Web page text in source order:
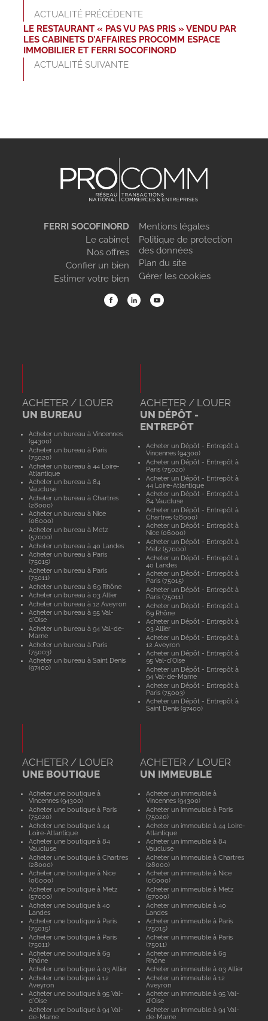
ACTUALITÉ PRÉCÉDENTE
LE RESTAURANT « PAS VU PAS PRIS » VENDU PAR
LES CABINETS D’AFFAIRES PROCOMM ESPACE
IMMOBILIER ET FERRI SOCOFINORD
ACTUALITÉ SUIVANTE
FERRI SOCOFINORD
Le cabinet
Nos offres
Confier un bien
Estimer votre bien
Mentions légales
Politique de protection
des données
Plan du site
Gérer les cookies
ACHETER / LOUER
UN BUREAU
Acheter un bureau à Vincennes
(94300)
Acheter un bureau à Paris
(75020)
Acheter un bureau à 44 Loire-
Atlantique
Acheter un bureau à 84
Vaucluse
Acheter un bureau à Chartres
(28000)
Acheter un bureau à Nice
(06000)
Acheter un bureau à Metz
(57000)
Acheter un bureau à 40 Landes
Acheter un bureau à Paris
(75015)
Acheter un bureau à Paris
(75011)
Acheter un bureau à 69 Rhône
Acheter un bureau à 03 Allier
Acheter un bureau à 12 Aveyron
Acheter un bureau à 95 Val-
d'Oise
Acheter un bureau à 94 Val-de-
Marne
Acheter un bureau à Paris
(75003)
Acheter un bureau à Saint Denis
(97400)
ACHETER / LOUER
UN DÉPÔT -
ENTREPÔT
Acheter un Dépôt - Entrepôt à
Vincennes (94300)
Acheter un Dépôt - Entrepôt à
Paris (75020)
Acheter un Dépôt - Entrepôt à
44 Loire-Atlantique
Acheter un Dépôt - Entrepôt à
84 Vaucluse
Acheter un Dépôt - Entrepôt à
Chartres (28000)
Acheter un Dépôt - Entrepôt à
Nice (06000)
Acheter un Dépôt - Entrepôt à
Metz (57000)
Acheter un Dépôt - Entrepôt à
40 Landes
Acheter un Dépôt - Entrepôt à
Paris (75015)
Acheter un Dépôt - Entrepôt à
Paris (75011)
Acheter un Dépôt - Entrepôt à
69 Rhône
Acheter un Dépôt - Entrepôt à
03 Allier
Acheter un Dépôt - Entrepôt à
12 Aveyron
Acheter un Dépôt - Entrepôt à
95 Val-d'Oise
Acheter un Dépôt - Entrepôt à
94 Val-de-Marne
Acheter un Dépôt - Entrepôt à
Paris (75003)
Acheter un Dépôt - Entrepôt à
Saint Denis (97400)
ACHETER / LOUER
UNE BOUTIQUE
Acheter une boutique à
Vincennes (94300)
Acheter une boutique à Paris
(75020)
Acheter une boutique à 44
Loire-Atlantique
Acheter une boutique à 84
Vaucluse
Acheter une boutique à Chartres
(28000)
Acheter une boutique à Nice
(06000)
Acheter une boutique à Metz
(57000)
Acheter une boutique à 40
Landes
Acheter une boutique à Paris
(75015)
Acheter une boutique à Paris
(75011)
Acheter une boutique à 69
Rhône
Acheter une boutique à 03 Allier
Acheter une boutique à 12
Aveyron
Acheter une boutique à 95 Val-
d'Oise
Acheter une boutique à 94 Val-
de-Marne
ACHETER / LOUER
UN IMMEUBLE
Acheter un immeuble à
Vincennes (94300)
Acheter un immeuble à Paris
(75020)
Acheter un immeuble à 44 Loire-
Atlantique
Acheter un immeuble à 84
Vaucluse
Acheter un immeuble à Chartres
(28000)
Acheter un immeuble à Nice
(06000)
Acheter un immeuble à Metz
(57000)
Acheter un immeuble à 40
Landes
Acheter un immeuble à Paris
(75015)
Acheter un immeuble à Paris
(75011)
Acheter un immeuble à 69
Rhône
Acheter un immeuble à 03 Allier
Acheter un immeuble à 12
Aveyron
Acheter un immeuble à 95 Val-
d'Oise
Acheter un immeuble à 94 Val-
de-Marne